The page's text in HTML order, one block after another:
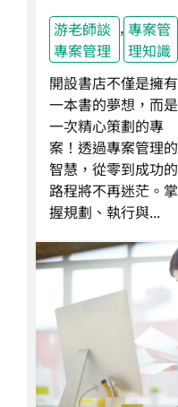
游老師談
專案管理
, 專案管
理知識
開設書店不僅是擁有
一本書的夢想，而是
一次精心策劃的專
案！透過專案管理的
智慧，從零到成功的
路程將不再迷茫。掌
握規劃、執行與...